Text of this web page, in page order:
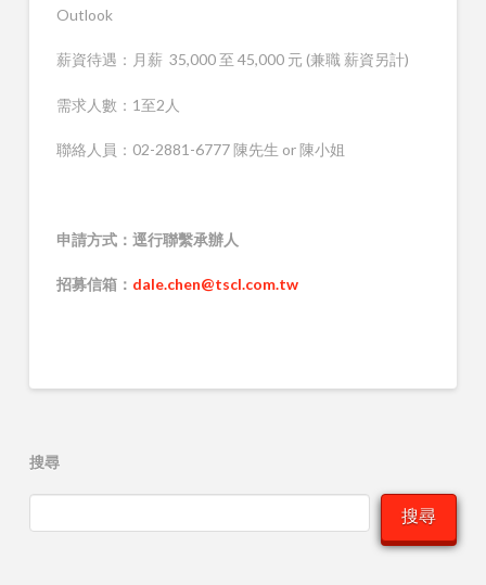
Outlook
薪資待遇：月薪 35,000 至 45,000 元 (兼職 薪資另計)
需求人數：1至2人
聯絡人員：02-2881-6777 陳先生 or 陳小姐
申請方式：逕行聯繫承辦人
招募信箱： dale.chen@tscl.com.tw
搜尋
搜尋